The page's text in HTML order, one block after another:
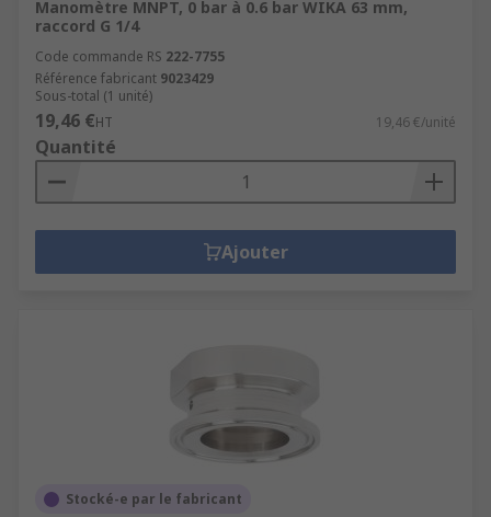
Manomètre MNPT, 0 bar à 0.6 bar WIKA 63 mm,
raccord G 1/4
Code commande RS 222-7755
Référence fabricant 9023429
Sous-total (1 unité)
19,46 €HT 19,46 €/unité
Quantité
Ajouter
Stocké-e par le fabricant